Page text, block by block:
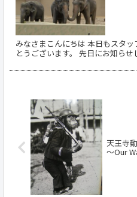
みなさまこんにちは 本日もスタ
とうございます。 先日にお知らせ
天王寺
～Our